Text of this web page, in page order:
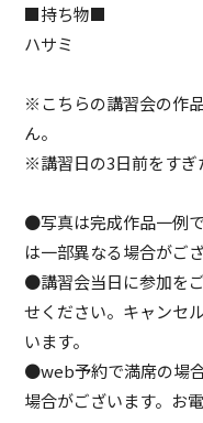
■持ち物■
ハサミ
※こちらの講習会の作
ん。
※講習日の3日前をすぎ
●写真は完成作品一例
は一部異なる場合がござ
●講習会当日に参加を
せください。キャンセ
います。
●web予約で満席の場
場合がございます。お